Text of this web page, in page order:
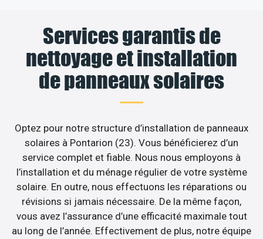
Services garantis de
nettoyage et installation
de panneaux solaires
Optez pour notre structure d’installation de panneaux
solaires à Pontarion (23). Vous bénéficierez d’un
service complet et fiable. Nous nous employons à
l’installation et du ménage régulier de votre système
solaire. En outre, nous effectuons les réparations ou
révisions si jamais nécessaire. De la même façon,
vous avez l’assurance d’une efficacité maximale tout
au long de l’année. Effectivement de plus, notre équipe